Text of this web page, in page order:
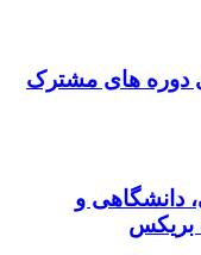
دوره های مشترک
و
بریکس